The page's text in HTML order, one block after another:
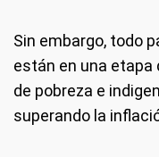
Sin embargo, todo
están en una etapa
de pobreza e
superando la